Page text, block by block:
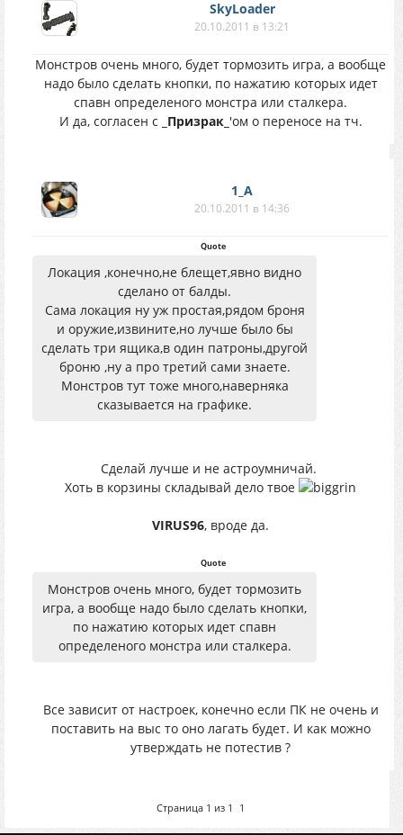
SkyLoader
20.10.2011 в 13:21
Монстров очень много, будет тормозить игра, а вообще
надо было сделать кнопки, по нажатию которых идет
спавн определеного монстра или сталкера.
И да, согласен с
_Призрак_ 'ом о переносе на тч.
1_A
20.10.2011 в 14:36
Quote
Локация ,конечно,не блещет,явно видно
сделано от балды.
Сама локация ну уж простая,рядом броня
и оружие,извините,но лучше было бы
сделать три ящика,в один патроны,другой
броню ,ну а про третий сами знаете.
Монстров тут тоже много,наверняка
сказывается на графике.
Сделай лучше и не астроумничай.
Хоть в корзины складывай дело твое
VIRUS96, вроде да.
Quote
Монстров очень много, будет тормозить
игра, а вообще надо было сделать кнопки,
по нажатию которых идет спавн
определеного монстра или сталкера.
Все зависит от настроек, конечно если ПК не очень и
поставить на выс то оно лагать будет. И как можно
утверждать не потестив ?
Страница 1 из 1 1